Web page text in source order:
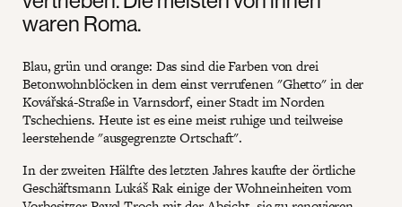
waren Roma.
Blau, grün und orange: Das sind die Farben von drei
Betonwohnblöcken in dem einst verrufenen "Ghetto" in der
Kovářská-Straße in Varnsdorf, einer Stadt im Norden
Tschechiens. Heute ist es eine meist ruhige und teilweise
leerstehende "ausgegrenzte Ortschaft".
In der zweiten Hälfte des letzten Jahres kaufte der örtliche
Geschäftsmann Lukáš Rak einige der Wohneinheiten vom